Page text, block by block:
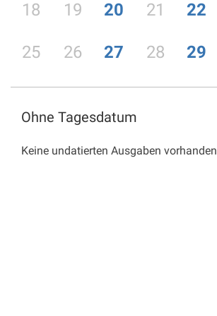
18 19 20 21 22
25 26 27 28 29
Ohne Tagesdatum
Keine undatierten Ausgaben vorhanden